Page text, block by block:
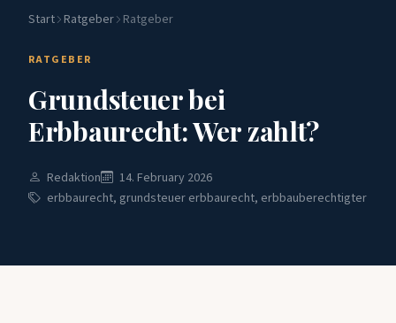
Start Ratgeber Ratgeber
RATGEBER
Grundsteuer bei
Erbbaurecht: Wer zahlt?
Redaktion
14. February 2026
erbbaurecht, grundsteuer erbbaurecht, erbbauberechtigter